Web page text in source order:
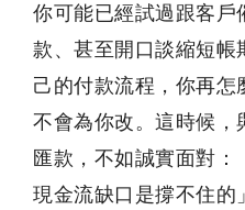
你可能已經試過跟客戶
款、甚至開口談縮短帳
己的付款流程，你再
不會為你改。這時候，
匯款，不如誠實面對
現金流缺口是撐不住的